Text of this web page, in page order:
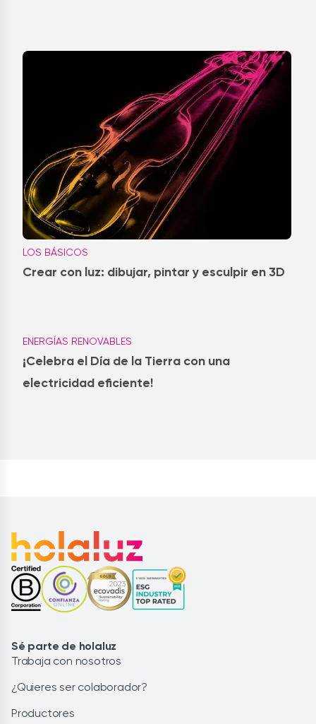
LOS BÁSICOS
Crear con luz: dibujar, pintar y esculpir en 3D
ENERGÍAS RENOVABLES
¡Celebra el Día de la Tierra con una
electricidad eficiente!
Sé parte de holaluz
Trabaja con nosotros
¿Quieres ser colaborador?
Productores